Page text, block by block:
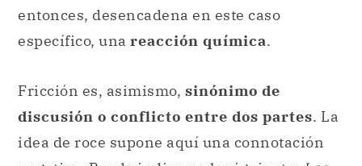
entonces, desencadena en este caso
específico, una reacción química.
Fricción es, asimismo, sinónimo de
discusión o conflicto entre dos partes. La
idea de roce supone aquí una connotación